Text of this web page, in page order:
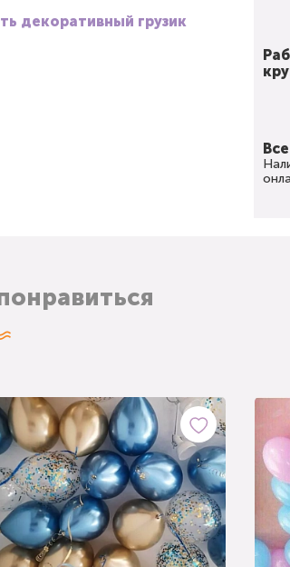
декоративный грузик